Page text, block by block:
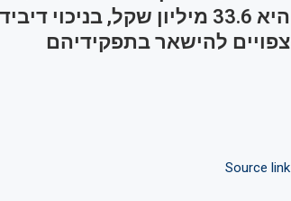
היא 33.6 מיליון שקל,
צפויים להישאר בתפקידיהם
Source link